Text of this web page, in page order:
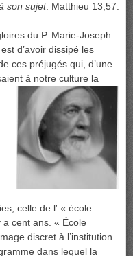
son sujet. Matthieu 13,57.
du P. Marie-Joseph
d’avoir dissipé les
ces préjugés qui, d’une
à notre culture la
celle de l′ « école
a cent ans. « École
discret à l’institution
dans lequel la